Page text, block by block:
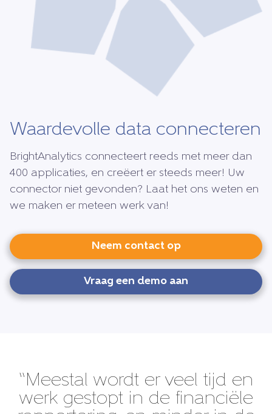
Waardevolle data connecteren
BrightAnalytics connecteert reeds met meer dan
400 applicaties, en creëert er steeds meer! Uw
connector niet gevonden? Laat het ons weten en
we maken er meteen werk van!
Neem contact op
Vraag een demo aan
“Meestal wordt er veel tijd en
werk gestopt in de financiële